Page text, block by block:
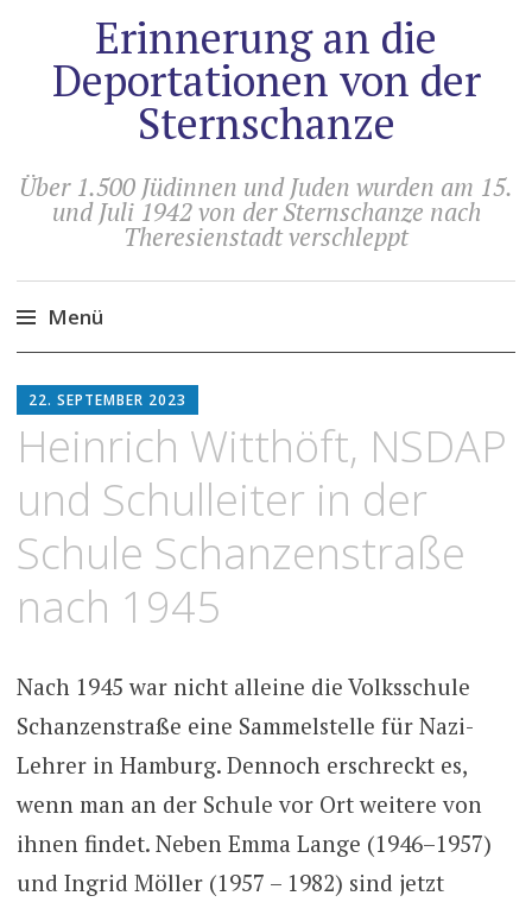
Erinnerung an die
Deportationen von der
Sternschanze
Über 1.500 Jüdinnen und Juden wurden am 15.
und Juli 1942 von der Sternschanze nach
Theresienstadt verschleppt
Menü
Inhalt
springen
22. SEPTEMBER 2023
Heinrich Witthöft, NSDAP
und Schulleiter in der
Schule Schanzenstraße
nach 1945
Nach 1945 war nicht alleine die Volksschule
Schanzenstraße eine Sammelstelle für Nazi-
Lehrer in Hamburg. Dennoch erschreckt es,
wenn man an der Schule vor Ort weitere von
ihnen findet. Neben Emma Lange (1946–1957)
und Ingrid Möller (1957 – 1982) sind jetzt